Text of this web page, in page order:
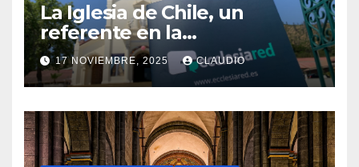
La Iglesia de Chile, un
referente en la
transformación digital
gracias a Ecclesiared
17 NOVIEMBRE, 2025 CLAUDIO
N
O
H
A